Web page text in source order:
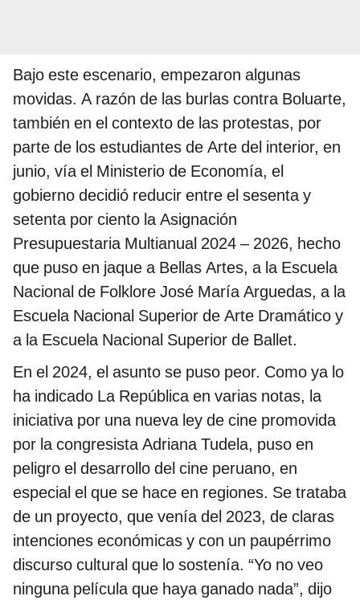
Bajo este escenario, empezaron algunas
movidas. A razón de las burlas contra Boluarte,
también en el contexto de las protestas, por
parte de los estudiantes de Arte del interior, en
junio, vía el Ministerio de Economía, el
gobierno decidió reducir entre el sesenta y
setenta por ciento la Asignación
Presupuestaria Multianual 2024 – 2026, hecho
que puso en jaque a Bellas Artes, a la Escuela
Nacional de Folklore José María Arguedas, a la
Escuela Nacional Superior de Arte Dramático y
a la Escuela Nacional Superior de Ballet.
En el 2024, el asunto se puso peor. Como ya lo
ha indicado La República en varias notas, la
iniciativa por una nueva ley de cine promovida
por la congresista Adriana Tudela, puso en
peligro el desarrollo del cine peruano, en
especial el que se hace en regiones. Se trataba
de un proyecto, que venía del 2023, de claras
intenciones económicas y con un paupérrimo
discurso cultural que lo sostenía. “Yo no veo
ninguna película que haya ganado nada”, dijo